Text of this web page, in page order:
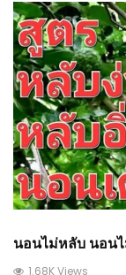
นอนไม่หลับ นอน
1.68K Views